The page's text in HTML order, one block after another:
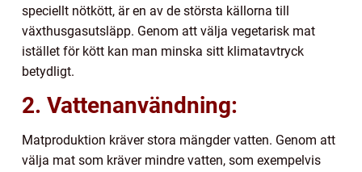
speciellt nötkött, är en av de största källorna till
växthusgasutsläpp. Genom att välja vegetarisk mat
istället för kött kan man minska sitt klimatavtryck
betydligt.
2. Vattenanvändning:
Matproduktion kräver stora mängder vatten. Genom att
välja mat som kräver mindre vatten, som exempelvis